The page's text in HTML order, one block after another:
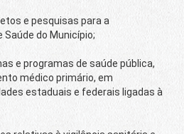
e pesquisas para a
do Município;
e programas de saúde pública,
médico primário, em
estaduais e federais ligadas à